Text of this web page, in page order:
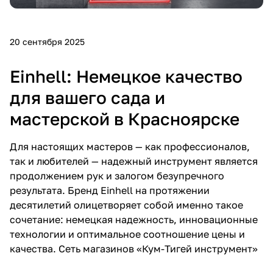
20 сентября 2025
Einhell: Немецкое качество
для вашего сада и
мастерской в Красноярске
Для настоящих мастеров — как профессионалов,
так и любителей — надежный инструмент является
продолжением рук и залогом безупречного
результата. Бренд Einhell на протяжении
десятилетий олицетворяет собой именно такое
сочетание: немецкая надежность, инновационные
технологии и оптимальное соотношение цены и
качества. Сеть магазинов «Кум-Тигей инструмент»
25% картой любого банка
Получайте товар
выбранный способом
Оставшиеся
% будут
списыватьсяс вашей карты
по25%каждые 2 недели
Подробнее
об оплате Плайтом